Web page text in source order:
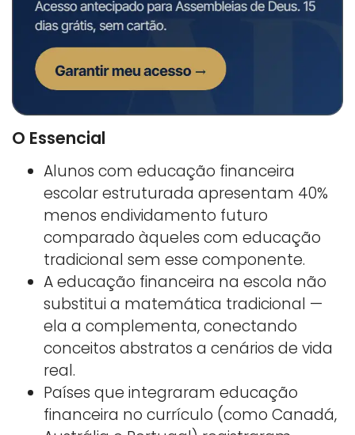
O Essencial
Alunos com educação financeira
escolar estruturada apresentam 40%
menos endividamento futuro
comparado àqueles com educação
tradicional sem esse componente.
A educação financeira na escola não
substitui a matemática tradicional —
ela a complementa, conectando
conceitos abstratos a cenários de vida
real.
Países que integraram educação
financeira no currículo (como Canadá,